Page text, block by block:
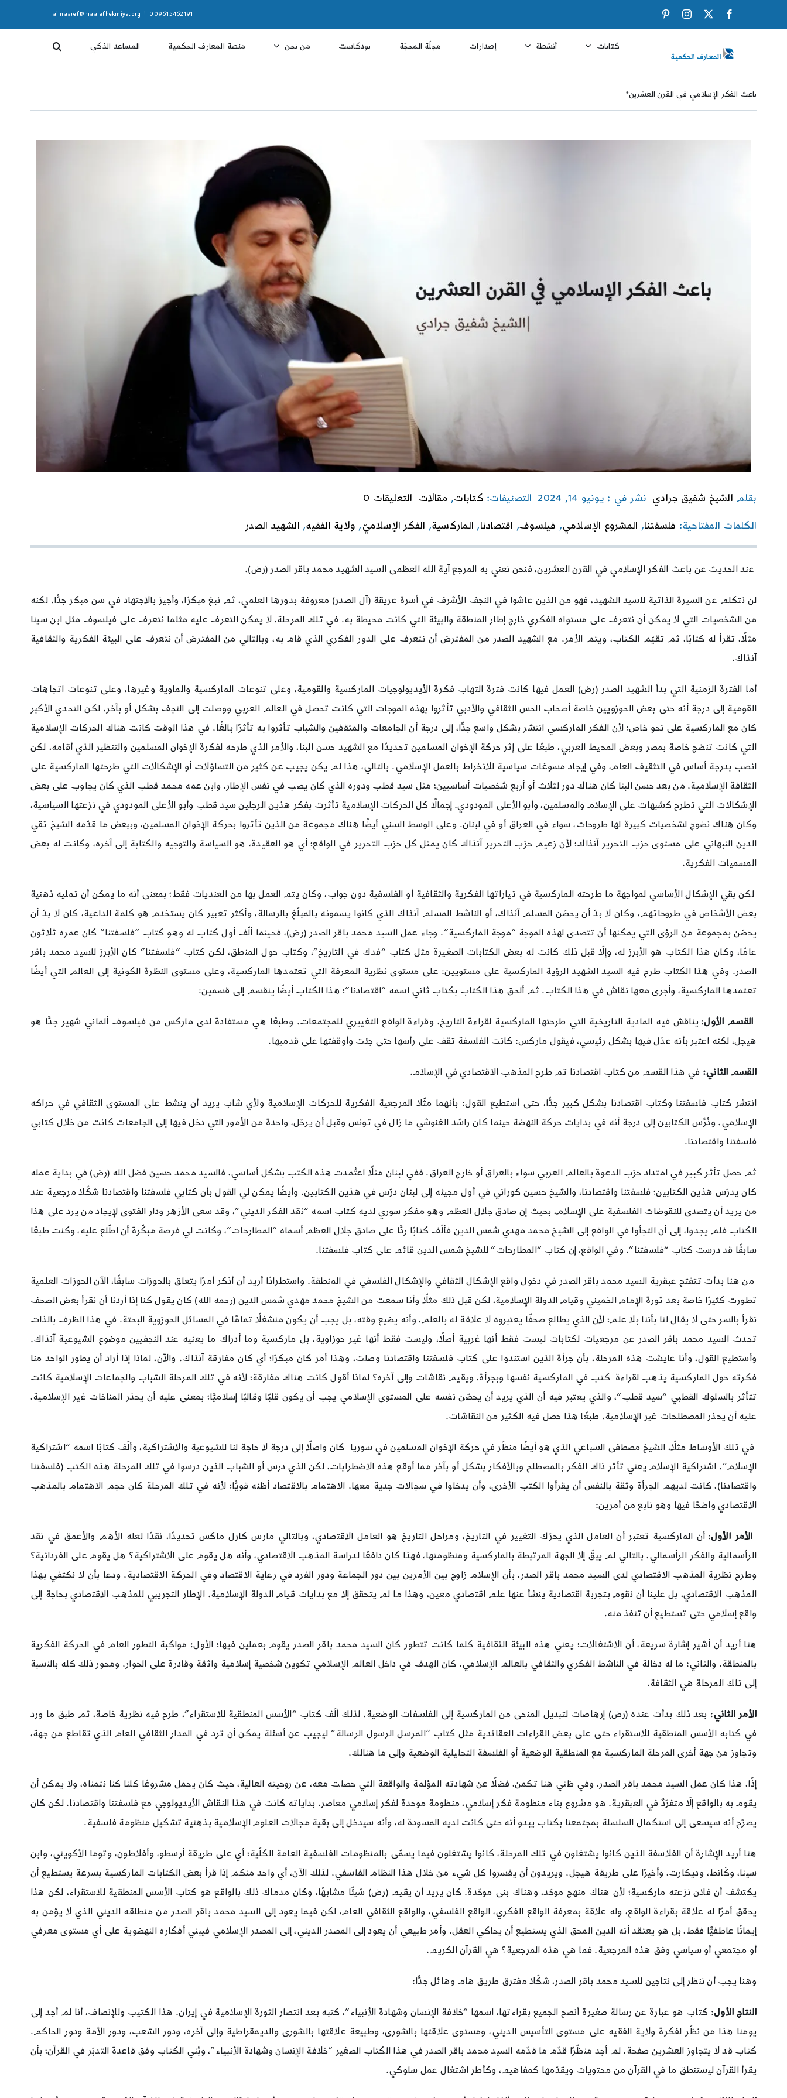
Facebook
X
Instagram
009615462191
almaaref@maarefhekmiya.org
كتابات أنشطة إصدارات مجلّة المحجّة بودكاست من نحن منصة المعارف الحكمية المساعد الذكي
باعث الفكر الإسلامي في القرن العشرين*
بقلم الشيخ شفيق جرادي نشر في : يونيو 14, 2024 التصنيفات: كتابات, مقالات التعليقات 0
on
الفكر
الإسلامي
في
العشرين*
الكلمات المفتاحية: فلسفتنا, المشروع الإسلامي, فيلسوف, اقتصادنا, الماركسية, الفكر الإسلاميّ , ولاية الفقيه, الشهيد الصدر
عند الحديث عن باعث الفكر الإسلامي في القرن العشرين، فنحن نعني به المرجع آية الله العظمى السيد الشهيد محمد باقر الصدر (رض).
لن نتكلم عن السيرة الذاتية للسيد الشهيد، فهو من الذين عاشوا في النجف الأشرف في أسرة عريقة (آل الصدر) معروفة بدورها العلمي، ثم نبغ مبكرًا، وأجيز بالاجتهاد في سن مبكر جدًّا. لكنه
من الشخصيات التي لا يمكن أن نتعرف على مستواه الفكري خارج إطار المنطقة والبيئة التي كانت محيطة به. في تلك المرحلة، لا يمكن التعرف عليه مثلما نتعرف على فيلسوف مثل ابن سينا
مثلًا، تقرأ له كتابًا، ثم تقيّم الكتاب، ويتم الأمر. مع الشهيد الصدر من المفترض أن نتعرف على الدور الفكري الذي قام به، وبالتالي من المفترض أن نتعرف على البيئة الفكرية والثقافية
آنذاك.
أما الفترة الزمنية التي بدأ الشهيد الصدر (رض) العمل فيها كانت فترة التهاب فكرة الأيديولوجيات الماركسية والقومية، وعلى تنوعات الماركسية والماوية وغيرها، وعلى تنوعات اتجاهات
القومية إلى درجة أنه حتى بعض الحوزويين خاصة أصحاب الحس الثقافي والأدبي تأثروا بهذه الموجات التي كانت تحصل في العالم العربي ووصلت إلى النجف بشكل أو بآخر. لكن التحدي الأكبر
كان مع الماركسية على نحو خاص؛ لأن الفكر الماركسي انتشر بشكل واسع جدًّا، إلى درجة أن الجامعات والمثقفين والشباب تأثروا به تأثرًا بالغًا. في هذا الوقت كانت هناك الحركات الإسلامية
التي كانت تنضج خاصة بمصر وبعض المحيط العربي، طبعًا على إثر حركة الإخوان المسلمين تحديدًا مع الشهيد حسن البنا، والأمر الذي طرحه لفكرة الإخوان المسلمين والتنظير الذي أقامه، لكن
انصب بدرجة أساس في التثقيف العام، وفي إيجاد مسوغات سياسية للانخراط بالعمل الإسلامي. بالتالي، هذا لم يكن يجيب عن كثير من التساؤلات أو الإشكالات التي طرحتها الماركسية على
الثقافة الإسلامية. من بعد حسن البنا كان هناك دور لثلاث أو أربع شخصيات أساسيين؛ مثل سيد قطب ودوره الذي كان يصب في نفس الإطار، وابن عمه محمد قطب الذي كان يجاوب على بعض
الإشكالات التي تطرح كشبهات على الإسلام والمسلمين، وأبو الأعلى المودودي. إجمالًا كل الحركات الإسلامية تأثرت بفكر هذين الرجلين سيد قطب وأبو الأعلى المودودي في نزعتها السياسية،
وكان هناك نضوج لشخصيات كبيرة لها طروحات، سواء في العراق أو في لبنان. وعلى الوسط السني أيضًا هناك مجموعة من الذين تأثروا بحركة الإخوان المسلمين، وببعض ما قدّمه الشيخ تقي
الدين النبهاني على مستوى حزب التحرير آنذاك؛ لأن زعيم حزب التحرير آنذاك كان يمثل كل حزب التحرير في الواقع؛ أي هو العقيدة، هو السياسة والتوجيه والكتابة إلى آخره، وكانت له بعض
المسميات الفكرية.
لكن بقي الإشكال الأساسي لمواجهة ما طرحته الماركسية في تياراتها الفكرية والثقافية أو الفلسفية دون جواب، وكان يتم العمل بها من العنديات فقط؛ بمعنى أنه ما يمكن أن تمليه ذهنية
بعض الأشخاص في طروحاتهم، وكان لا بدّ أن يحصّن المسلم آنذاك، أو الناشط المسلم آنذاك الذي كانوا يسمونه بالمبلّغ بالرسالة، وأكثر تعبير كان يستخدم هو كلمة الداعية، كان لا بدّ أن
يحصّن بمجموعة من الرؤى التي يمكنها أن تتصدى لهذه الموجة “موجة الماركسية”. وجاء عمل السيد محمد باقر الصدر (رض)، فحينما ألّف أول كتاب له وهو كتاب “فلسفتنا” كان عمره ثلاثون
عامًا، وكان هذا الكتاب هو الأبرز له، وإلّا قبل ذلك كانت له بعض الكتابات الصغيرة مثل كتاب “فدك في التاريخ”، وكتاب حول المنطق، لكن كتاب “فلسفتنا” كان الأبرز للسيد محمد باقر
الصدر. وفي هذا الكتاب طرح فيه السيد الشهيد الرؤية الماركسية على مستويين: على مستوى نظرية المعرفة التي تعتمدها الماركسية، وعلى مستوى النظرة الكونية إلى العالم التي أيضًا
تعتمدها الماركسية، وأجرى معها نقاش في هذا الكتاب. ثم ألحق هذا الكتاب بكتاب ثاني اسمه “اقتصادنا”؛ هذا الكتاب أيضًا ينقسم إلى قسمين:
القسم الأول: يناقش فيه المادية التاريخية التي طرحتها الماركسية لقراءة التاريخ، وقراءة الواقع التغييري للمجتمعات. وطبعًا هي مستفادة لدى ماركس من فيلسوف ألماني شهير جدًّا هو
هيجل، لكنه اعتبر بأنه عدّل فيها بشكل رئيسي، فيقول ماركس: كانت الفلسفة تقف على رأسها حتى جئت وأوقفتها على قدميها.
القسم الثاني: في هذا القسم من كتاب اقتصادنا تم طرح المذهب الاقتصادي في الإسلام.
انتشر كتاب فلسفتنا وكتاب اقتصادنا بشكل كبير جدًّا، حتى أستطيع القول: بأنهما مثّلا المرجعية الفكرية للحركات الإسلامية ولأي شاب يريد أن ينشط على المستوى الثقافي في حراكه
الإسلامي. ودُرِّس الكتابين إلى درجة أنه في بدايات حركة النهضة حينما كان راشد الغنوشي ما زال في تونس وقبل أن يرحّل، واحدة من الأمور التي دخل فيها إلى الجامعات كانت من خلال كتابي
فلسفتنا واقتصادنا.
ثم حصل تأثر كبير في امتداد حزب الدعوة بالعالم العربي سواء بالعراق أو خارج العراق. ففي لبنان مثلًا اعتُمدت هذه الكتب بشكل أساسي، فالسيد محمد حسين فضل الله (رض) في بداية عمله
كان يدرّس هذين الكتابين؛ فلسفتنا واقتصادنا، والشيخ حسين كوراني في أول مجيئه إلى لبنان درّس في هذين الكتابين. وأيضًا يمكن لي القول بأن كتابي فلسفتنا واقتصادنا شكّلا مرجعية عند
من يريد أن يتصدى للنقوضات الفلسفية على الإسلام، بحيث إن صادق جلال العظم وهو مفكر سوري لديه كتاب اسمه “نقد الفكر الديني”، وقد سعى الأزهر ودار الفتوى لإيجاد من يرد على هذا
الكتاب فلم يجدوا، إلى أن التجأوا في الواقع إلى الشيخ محمد مهدي شمس الدين فألّف كتابًا ردًّا على صادق جلال العظم أسماه “المطارحات”، وكانت لي فرصة مبكّرة أن اطّلع عليه، وكنت طبعًا
سابقًا قد درست كتاب “فلسفتنا”. وفي الواقع، إن كتاب “المطارحات” للشيخ شمس الدين قائم على كتاب فلسفتنا.
من هنا بدأت تتفتح عبقرية السيد محمد باقر الصدر في دخول واقع الإشكال الثقافي والإشكال الفلسفي في المنطقة. واستطرادًا أريد أن أذكر أمرًا يتعلق بالحوزات سابقًا، الآن الحوزات العلمية
تطورت كثيرًا خاصة بعد ثورة الإمام الخميني وقيام الدولة الإسلامية، لكن قبل ذلك مثلًا وأنا سمعت من الشيخ محمد مهدي شمس الدين (رحمه الله) كان يقول كنا إذا أردنا أن نقرأ بعض الصحف
نقرأ بالسر حتى لا يقال لنا بأننا بلا علم؛ لأن الذي يطالع صحفًا يعتبروه لا علاقة له بالعلم، وأنه يضيع وقته، بل يجب أن يكون منشغلًا تمامًا في المسائل الحوزوية البحتة. في هذا الظرف بالذات
تحدث السيد محمد باقر الصدر عن مرجعيات لكتابات ليست فقط أنها غربية أصلًا، وليست فقط أنها غير حوزاوية، بل ماركسية وما أدراك ما يعنيه عند النجفيين موضوع الشيوعية آنذاك.
وأستطيع القول، وأنا عايشت هذه المرحلة، بأن جرأة الذين استندوا على كتاب فلسفتنا واقتصادنا وصلت، وهذا أمر كان مبكرًا؛ أي كان مفارقة آنذاك. والآن، لماذا إذا أراد أن يطور الواحد منا
فكرته حول الماركسية يذهب لقراءة كتب في الماركسية نفسها وبجرأة، ويقيم نقاشات وإلى آخره؟ لماذا أقول كانت هناك مفارقة؛ لأنه في تلك المرحلة الشباب والجماعات الإسلامية كانت
تتأثر بالسلوك القطبي “سيد قطب”، والذي يعتبر فيه أن الذي يريد أن يحصّن نفسه على المستوى الإسلامي يجب أن يكون قلبًا وقالبًا إسلاميًّا؛ بمعنى عليه أن يحذر المناخات غير الإسلامية،
عليه أن يحذر المصطلحات غير الإسلامية. طبعًا هذا حصل فيه الكثير من النقاشات.
في تلك الأوساط مثلًا، الشيخ مصطفى السباعي الذي هو أيضًا منظّر في حركة الإخوان المسلمين في سوريا كان واصلًا إلى درجة لا حاجة لنا للشيوعية والاشتراكية، وألّف كتابًا اسمه “اشتراكية
الإسلام”. اشتراكية الإسلام يعني تأثر ذاك الفكر بالمصطلح وبالأفكار بشكل أو بآخر مما أوقع هذه الاضطرابات، لكن الذي درس أو الشباب الذين درسوا في تلك المرحلة هذه الكتب (فلسفتنا
واقتصادنا)، كانت لديهم الجرأة وثقة بالنفس أن يقرأوا الكتب الأخرى، وأن يدخلوا في سجالات جدية معها. الاهتمام بالاقتصاد أظنه قويًّا؛ لأنه في تلك المرحلة كان حجم الاهتمام بالمذهب
الاقتصادي واضحًا فيها وهو نابع من أمرين:
الأمر الأول: أن الماركسية تعتبر أن العامل الذي يحرّك التغيير في التاريخ، ومراحل التاريخ هو العامل الاقتصادي، وبالتالي مارس كارل ماكس تحديدًا، نقدًا لعله الأهم والأعمق في نقد
الرأسمالية والفكر الرأسمالي، بالتالي لم يبقَ إلا الجهة المرتبطة بالماركسية ومنظومتها، فهذا كان دافعًا لدراسة المذهب الاقتصادي، وأنه هل يقوم على الاشتراكية؟ هل يقوم على الفردانية؟
وطرح نظرية المذهب الاقتصادي لدى السيد محمد باقر الصدر، بأن الإسلام زاوج بين الأمرين بين دور الجماعة ودور الفرد في رعاية الاقتصاد وفي الحركة الاقتصادية. ودعا بأن لا نكتفي بهذا
المذهب الاقتصادي، بل علينا أن نقوم بتجربة اقتصادية ينشأ عنها علم اقتصادي معين، وهذا ما لم يتحقق إلا مع بدايات قيام الدولة الإسلامية. الإطار التجريبي للمذهب الاقتصادي بحاجة إلى
واقع إسلامي حتى تستطيع أن تنفذ منه.
هنا أريد أن أشير إشارة سريعة، أن الاشتغالات؛ يعني هذه البيئة الثقافية كلما كانت تتطور كان السيد محمد باقر الصدر يقوم بعملين فيها؛ الأول: مواكبة التطور العام في الحركة الفكرية
بالمنطقة. والثاني: ما له دخالة في الناشط الفكري والثقافي بالعالم الإسلامي. كان الهدف في داخل العالم الإسلامي تكوين شخصية إسلامية واثقة وقادرة على الحوار. ومحور ذلك كله بالنسبة
إلى تلك المرحلة هي الثقافة.
الأمر الثاني: بعد ذلك بدأت عنده (رض) إرهاصات لتبديل المنحى من الماركسية إلى الفلسفات الوضعية. لذلك ألّف كتاب “الأسس المنطقية للاستقراء”، طرح فيه نظرية خاصة، ثم طبق ما ورد
في كتابه الأسس المنطقية للاستقراء حتى على بعض القراءات العقائدية مثل كتاب “المرسل الرسول الرسالة” ليجيب عن أسئلة يمكن أن ترد في المدار الثقافي العام الذي تقاطع من جهة،
وتجاوز من جهة أخرى المرحلة الماركسية مع المنطقية الوضعية أو الفلسفة التحليلية الوضعية وإلى ما هنالك.
إذًا، هذا كان عمل السيد محمد باقر الصدر، وفي ظني هنا تكمن، فضلًا عن شهادته المؤلمة والواقعة التي حصلت معه، عن روحيته العالية، حيث كان يحمل مشروعًا كلنا كنا نتمناه، ولا يمكن أن
يقوم به بالواقع إلّا متفرّدٌ في العبقرية. هو مشروع بناء منظومة فكر إسلامي، منظومة موحدة لفكر إسلامي معاصر. بداياته كانت في هذا النقاش الأيديولوجي مع فلسفتنا واقتصادنا. لكن كان
يصرّح أنه سيسعى إلى استكمال السلسلة بمجتمعنا بكتاب يبدو أنه حتى كانت لديه المسودة له، وأنه سيدخل إلى بقية مجالات العلوم الإسلامية بذهنية تشكيل منظومة فلسفية.
هنا أريد الإشارة أن الفلاسفة الذين كانوا يشتغلون في تلك المرحلة، كانوا يشتغلون فيما يسمّى بالمنظومات الفلسفية العامة الكلّية؛ أي على طريقة أرسطو، وأفلاطون، وتوما الأكويني، وابن
سينا، وكَانط، وديكارت، وأخيرًا على طريقة هيجل. ويريدون أن يفسروا كل شيء من خلال هذا النظام الفلسفي. لذلك الآن، أي واحد منكم إذا قرأ بعض الكتابات الماركسية بسرعة يستطيع أن
يكتشف أن فلان نزعته ماركسية؛ لأن هناك منهج موحّد، وهناك بنى موحّدة. كان يريد أن يقيم (رض) شيئًا مشابهًا، وكان مدماك ذلك بالواقع هو كتاب الأسس المنطقية للاستقراء، لكن هذا
يحقق أمرًا له علاقة بقراءة الواقع، وله علاقة بمعرفة الواقع الفكري، الواقع الفلسفي، والواقع الثقافي العام، لكن فيما يعود إلى السيد محمد باقر الصدر من منطلقه الديني الذي لا يؤمن به
إيمانًا عاطفيًّا فقط، بل هو يعتقد أنه الدين المحق الذي يستطيع أن يحاكي العقل. وأمر طبيعي أن يعود إلى المصدر الديني، إلى المصدر الإسلامي فيبني أفكاره النهضوية على أي مستوى معرفي
أو مجتمعي أو سياسي وفق هذه المرجعية. فما هي هذه المرجعية؟ هي القرآن الكريم.
وهنا يجب أن ننظر إلى نتاجين للسيد محمد باقر الصدر، شكّلا مفترق طريق هام وهائل جدًّا:
النتاج الأول: كتاب هو عبارة عن رسالة صغيرة أنصح الجميع بقراءتها، اسمها “خلافة الإنسان وشهادة الأنبياء”، كتبه بعد انتصار الثورة الإسلامية في إيران. هذا الكتيب وللإنصاف، أنا لم أجد إلى
يومنا هذا من نظّر لفكرة ولاية الفقيه على مستوى التأسيس الديني، ومستوى علاقتها بالشورى، وطبيعة علاقتها بالشورى والديمقراطية وإلى آخره، ودور الشعب، ودور الأمة ودور الحاكم.
كتاب قد لا يتجاوز العشرين صفحة. لم أجد منظّرًا قدّم ما قدّمه السيد محمد باقر الصدر في هذا الكتاب الصغير “خلافة الإنسان وشهادة الأنبياء”، وبُني الكتاب وفق قاعدة التدبّر في القرآن؛ بأن
يقرأ القرآن ليستنطق ما في القرآن من محتويات ويقدّمها كمفاهيم، وكأطر اشتغال عمل سلوكي.